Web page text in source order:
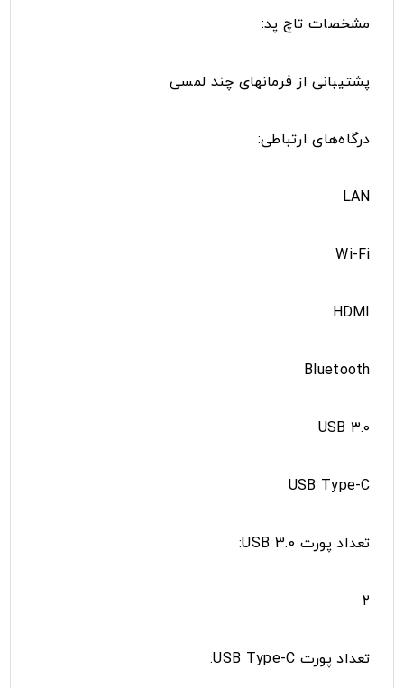
مشخصات تاچ پد:
پشتیبانی از فرمانهای چند لمسی
درگاه‌های ارتباطی:
LAN
Wi-Fi
HDMI
Bluetooth
USB ۳.۰
USB Type-C
تعداد پورت USB 3.0:
۲
تعداد پورت USB Type-C: